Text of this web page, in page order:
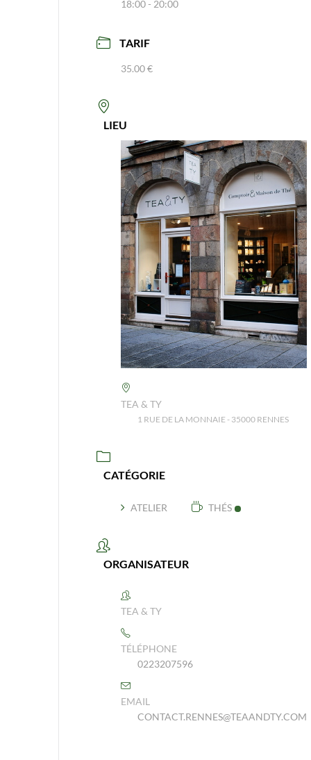
18:00 - 20:00
TARIF
35.00 €
LIEU
TEA & TY
1 RUE DE LA MONNAIE - 35000 RENNES
CATÉGORIE
ATELIER THÉS
ORGANISATEUR
TEA & TY
TÉLÉPHONE
0223207596
EMAIL
CONTACT.RENNES@TEAANDTY.COM